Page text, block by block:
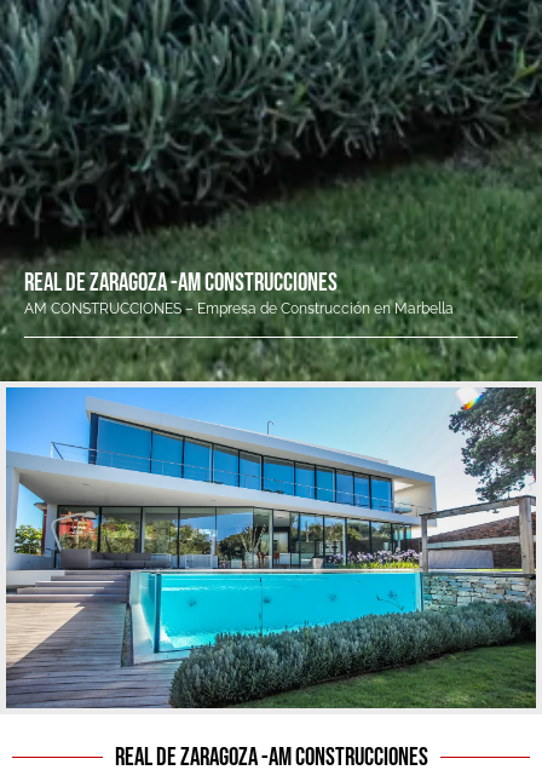
REAL DE ZARAGOZA -AM CONSTRUCCIONES
AM CONSTRUCCIONES – Empresa de Construcción en Marbella
Real de Zaragoza -AM Construcciones